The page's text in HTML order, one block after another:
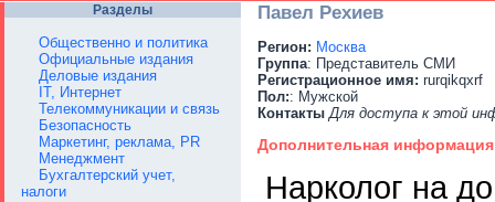
Разделы
Общественно и политика
Официальные издания
Деловые издания
IT, Интернет
Телекоммуникации и связь
Безопасность
Маркетинг, реклама, PR
Менеджмент
Бухгалтерский учет,
налоги
Павел Рехиев
Регион: Москва
Группа: Представитель СМИ
Регистрационное имя: rurqikqxrf
Пол:: Мужской
Контакты Для доступа к этой
Дополнительная информация
Нарколог на